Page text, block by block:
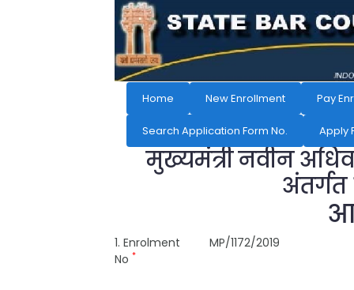
Home New Enrollment Pay
Search Application Form No. Apply
मुख्यमंत्री नवीन
अंतर्गत
1. Enrolment
No *
MP/1172/2019